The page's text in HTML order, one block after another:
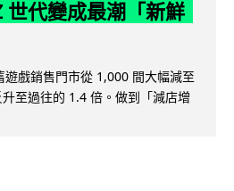
世代變成最潮「新鮮
遊戲銷售門市從 1,000 間大幅減至
至過往的 1.4 倍。做到「減店增